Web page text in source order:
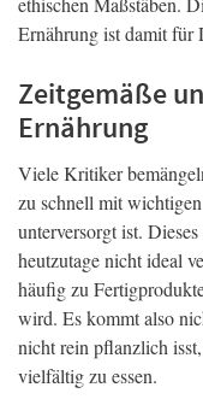
Ernährung ist damit für
Zeitgemäße
Ernährung
Viele Kritiker
zu schnell mit
unterversorgt ist.
heutzutage nicht ideal
häufig zu
wird. Es kommt also
nicht rein pflanzlich
vielfältig zu essen.